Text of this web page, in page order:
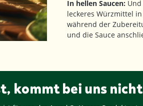
In hellen Saucen:
leckeres Würzmittel
während der
und die Sauce
kommt bei uns